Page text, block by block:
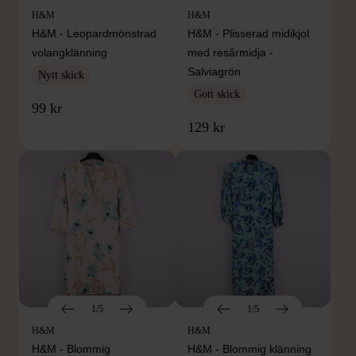
H&M
H&M - Leopardmönstrad
volangklänning
Nytt skick
99 kr
H&M
H&M - Plisserad midikjol
med resårmidja -
Salviagrön
Gott skick
129 kr
1/5
H&M
H&M - Blommig
1/5
H&M
H&M - Blommig klänning